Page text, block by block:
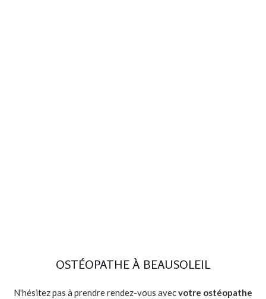
OSTÉOPATHE À BEAUSOLEIL
N'hésitez pas à prendre rendez-vous avecvotre ostéopathe